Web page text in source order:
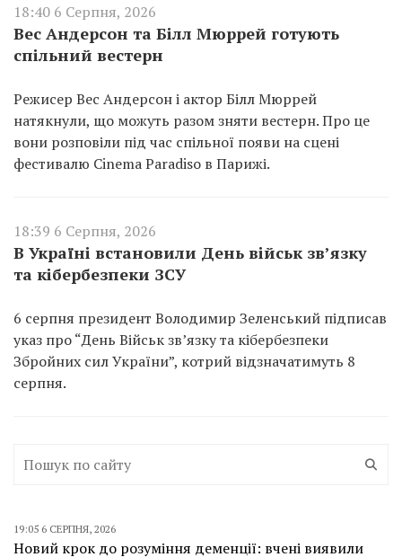
18:40 6 Серпня, 2026
Вес Андерсон та Білл Мюррей готують
спільний вестерн
Режисер Вес Андерсон і актор Білл Мюррей
натякнули, що можуть разом зняти вестерн. Про це
вони розповіли під час спільної появи на сцені
фестивалю Cinema Paradiso в Парижі.
18:39 6 Серпня, 2026
В Україні встановили День військ зв’язку
та кібербезпеки ЗСУ
6 серпня президент Володимир Зеленський підписав
указ про “День Військ зв’язку та кібербезпеки
Збройних сил України”, котрий відзначатимуть 8
серпня.
19:05 6 СЕРПНЯ, 2026
Новий крок до розуміння деменції: вчені виявили